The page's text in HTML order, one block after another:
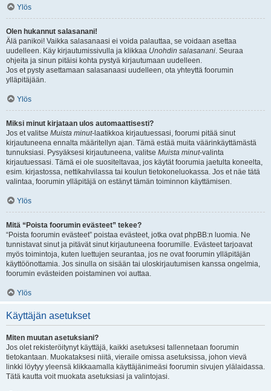
Ylös
Olen hukannut salasanani!
Älä panikoi! Vaikka salasanaasi ei voida palauttaa, se voidaan asettaa
uudelleen. Käy kirjautumissivulla ja klikkaa Unohdin salasanani. Seuraa
ohjeita ja sinun pitäisi kohta pystyä kirjautumaan uudelleen.
Jos et pysty asettamaan salasanaasi uudelleen, ota yhteyttä foorumin
ylläpitäjään.
Ylös
Miksi minut kirjataan ulos automaattisesti?
Jos et valitse Muista minut-laatikkoa kirjautuessasi, foorumi pitää sinut
kirjautuneena ennalta määritellyn ajan. Tämä estää muita väärinkäyttämästä
tunnuksiasi. Pysyäksesi kirjautuneena, valitse Muista minut-valinta
kirjautuessasi. Tämä ei ole suositeltavaa, jos käytät foorumia jaetulta koneelta,
esim. kirjastossa, nettikahvilassa tai koulun tietokoneluokassa. Jos et näe tätä
valintaa, foorumin ylläpitäjä on estänyt tämän toiminnon käyttämisen.
Ylös
Mitä “Poista foorumin evästeet” tekee?
“Poista foorumin evästeet” poistaa evästeet, jotka ovat phpBB:n luomia. Ne
tunnistavat sinut ja pitävät sinut kirjautuneena foorumille. Evästeet tarjoavat
myös toimintoja, kuten luettujen seurantaa, jos ne ovat foorumin ylläpitäjän
käyttöönottamia. Jos sinulla on sisään tai uloskirjautumisen kanssa ongelmia,
foorumin evästeiden poistaminen voi auttaa.
Ylös
Käyttäjän asetukset
Miten muutan asetuksiani?
Jos olet rekisteröitynyt käyttäjä, kaikki asetuksesi tallennetaan foorumin
tietokantaan. Muokataksesi niitä, vieraile omissa asetuksissa, johon vievä
linkki löytyy yleensä klikkaamalla käyttäjänimeäsi foorumin sivujen ylälaidassa.
Tätä kautta voit muokata asetuksiasi ja valintojasi.